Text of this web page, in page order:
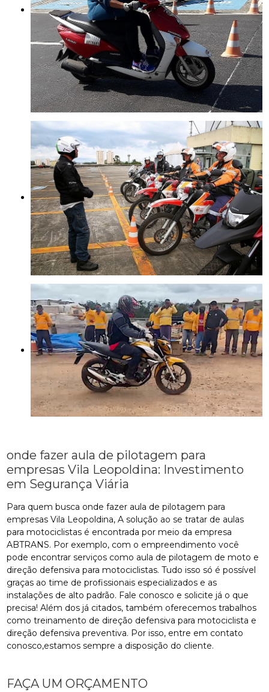
onde fazer aula de pilotagem para
empresas Vila Leopoldina: Investimento
em Segurança Viária
Para quem busca onde fazer aula de pilotagem para
empresas Vila Leopoldina, A solução ao se tratar de aulas
para motociclistas é encontrada por meio da empresa
ABTRANS. Por exemplo, com o empreendimento você
pode encontrar serviços como aula de pilotagem de moto e
direção defensiva para motociclistas. Tudo isso só é possível
graças ao time de profissionais especializados e as
instalações de alto padrão. Fale conosco e solicite já o que
precisa! Além dos já citados, também oferecemos trabalhos
como treinamento de direção defensiva para motociclista e
direção defensiva preventiva. Por isso, entre em contato
conosco,estamos sempre a disposição do cliente.
FAÇA UM ORÇAMENTO